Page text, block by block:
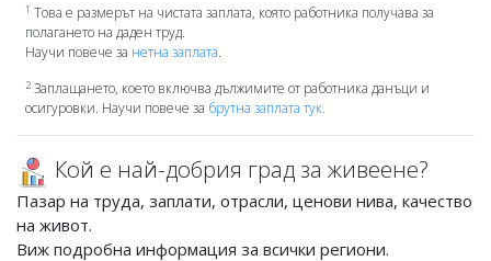
1 Това е размерът на чистата заплата, която работника получава за
полагането на даден труд.
Научи повече за нетна заплата.
2Заплащането, което включва дължимите от работника данъци и
осигуровки. Научи повече за брутна заплата тук.
Кой е най-добрия град за живеене?
Пазар на труда, заплати, отрасли, ценови нива, качество
на живот.
Виж подробна информация за всички региони.